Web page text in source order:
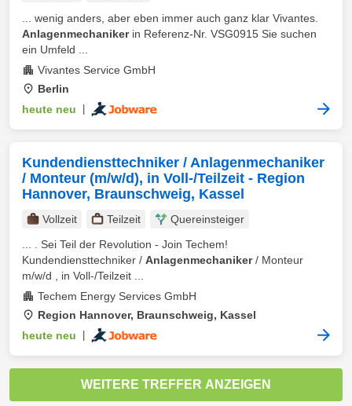
... wenig anders, aber eben immer auch ganz klar Vivantes.
Anlagenmechanikerin Referenz-Nr. VSG0915 Sie suchen
ein Umfeld ...
Vivantes Service GmbH
Berlin
heute neu
Kundendiensttechniker / Anlagenmechaniker
/ Monteur (m/w/d), in Voll-/Teilzeit - Region
Hannover, Braunschweig, Kassel
Vollzeit Teilzeit
Quereinsteiger
... . Sei Teil der Revolution - Join Techem!
Kundendiensttechniker / Anlagenmechaniker/ Monteur
m/w/d , in Voll-/Teilzeit ...
Techem Energy Services GmbH
Region Hannover, Braunschweig, Kassel
heute neu
WEITERE TREFFER ANZEIGEN